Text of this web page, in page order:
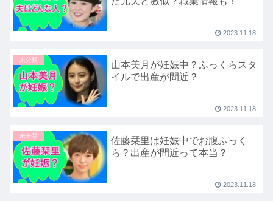
2023.11.18
未分類
山本美月が妊娠中？ふっくらスタ
イルで出産が間近？
2023.11.18
未分類
佐藤栞里は妊娠中でお腹ふっく
ら？出産が間近って本当？
2023.11.18